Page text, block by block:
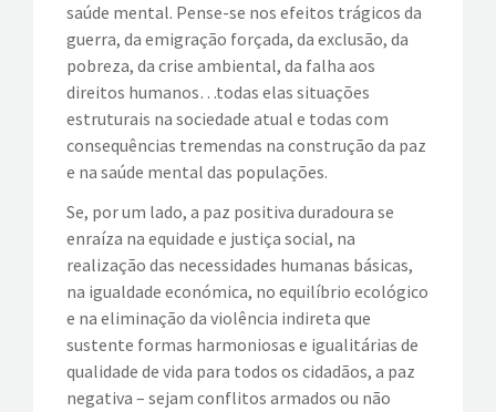
saúde mental. Pense-se nos efeitos trágicos da
guerra, da emigração forçada, da exclusão, da
pobreza, da crise ambiental, da falha aos
direitos humanos…todas elas situações
estruturais na sociedade atual e todas com
consequências tremendas na construção da paz
e na saúde mental das populações.
Se, por um lado, a paz positiva duradoura se
enraíza na equidade e justiça social, na
realização das necessidades humanas básicas,
na igualdade económica, no equilíbrio ecológico
e na eliminação da violência indireta que
sustente formas harmoniosas e igualitárias de
qualidade de vida para todos os cidadãos, a paz
negativa – sejam conflitos armados ou não